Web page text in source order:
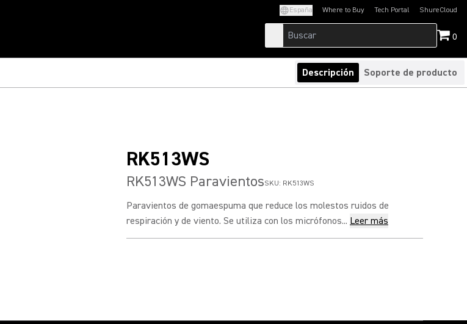
España Where to Buy Tech Portal
(Opens in a new tab)ShureCloud
(Opens in a new
0
Descripción Soporte de producto
RK513WS
RK513WS ParavientosSKU: RK513WS
Paravientos de gomaespuma que reduce los molestos ruidos de
respiración y de viento. Se utiliza con los micrófonos... Leer más